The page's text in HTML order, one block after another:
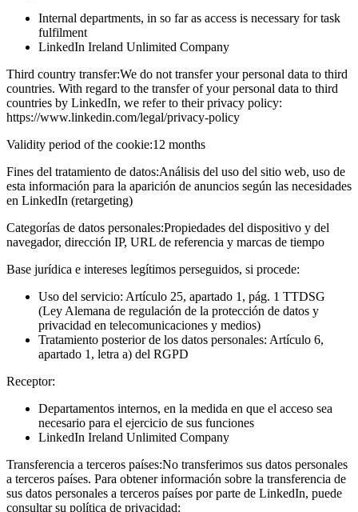
Internal departments, in so far as access is necessary for task
fulfilment
LinkedIn Ireland Unlimited Company
Third country transfer:We do not transfer your personal data to third
countries. With regard to the transfer of your personal data to third
countries by LinkedIn, we refer to their privacy policy:
https://www.linkedin.com/legal/privacy-policy
Validity period of the cookie:12 months
Fines del tratamiento de datos:Análisis del uso del sitio web, uso de
esta información para la aparición de anuncios según las necesidades
en LinkedIn (retargeting)
Categorías de datos personales:Propiedades del dispositivo y del
navegador, dirección IP, URL de referencia y marcas de tiempo
Base jurídica e intereses legítimos perseguidos, si procede:
Uso del servicio: Artículo 25, apartado 1, pág. 1 TTDSG
(Ley Alemana de regulación de la protección de datos y
privacidad en telecomunicaciones y medios)
Tratamiento posterior de los datos personales: Artículo 6,
apartado 1, letra a) del RGPD
Receptor:
Departamentos internos, en la medida en que el acceso sea
necesario para el ejercicio de sus funciones
LinkedIn Ireland Unlimited Company
Transferencia a terceros países:No transferimos sus datos personales
a terceros países. Para obtener información sobre la transferencia de
sus datos personales a terceros países por parte de LinkedIn, puede
consultar su política de privacidad: